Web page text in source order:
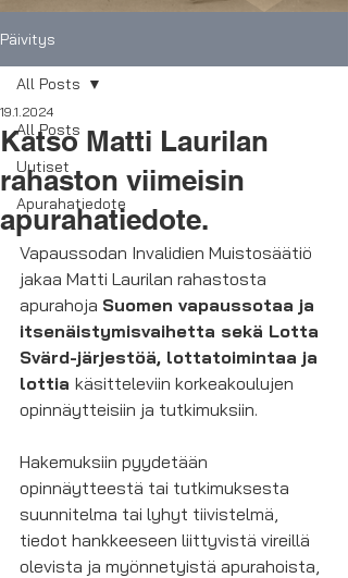
Päivitys
All Posts
Uutiset
Apurahatiedote
All Posts
Katso Matti Laurilan
rahaston viimeisin
apurahatiedote.
19.1.2024
Vapaussodan Invalidien Muistosäätiö
jakaa Matti Laurilan rahastosta
apurahoja Suomen vapaussotaa ja
itsenäistymisvaihetta sekä Lotta
Svärd-järjestöä, lottatoimintaa ja
lottia käsitteleviin korkeakoulujen
opinnäytteisiin ja tutkimuksiin.
Hakemuksiin pyydetään
opinnäytteestä tai tutkimuksesta
suunnitelma tai lyhyt tiivistelmä,
tiedot hankkeeseen liittyvistä vireillä
olevista ja myönnetyistä apurahoista,